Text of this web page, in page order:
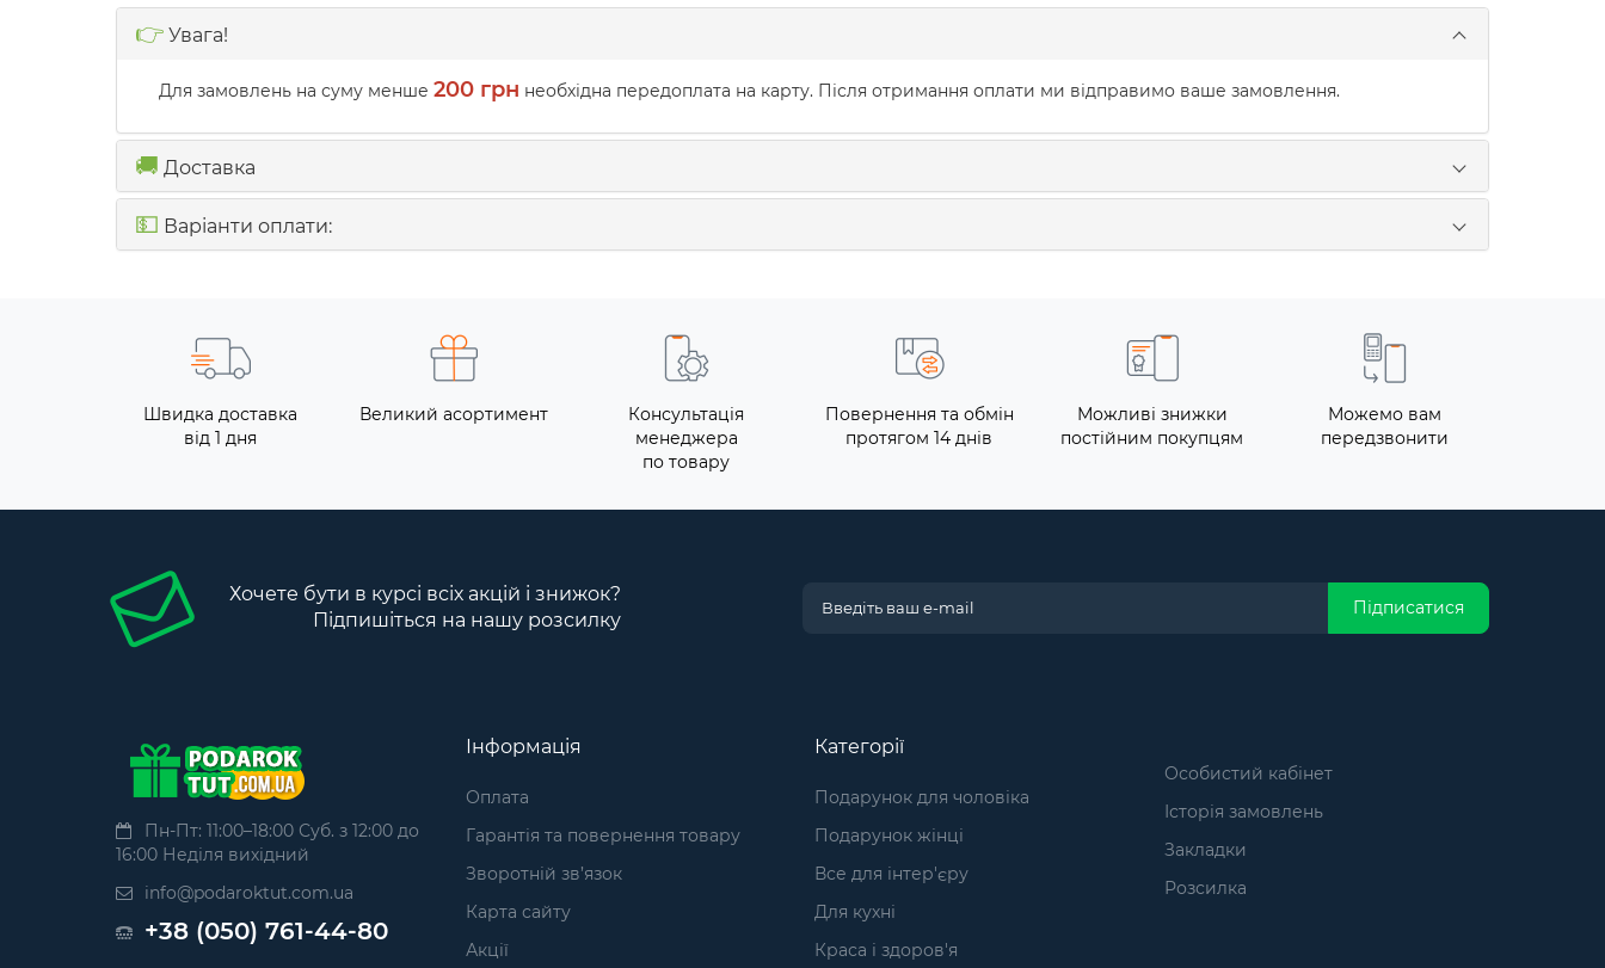
👉 Увага!
Для замовлень на суму менше 200 грн необхідна передоплата на карту. Після отримання оплати ми відправимо ваше замовлення.
🚚 Доставка
💵 Варіанти оплати:
Швидка доставка
від 1 дня
Великий асортимент
Консультація
менеджера
по товару
Повернення та обмін
протягом 14 днів
Можливі знижки
постійним покупцям
Можемо вам
передзвонити
Хочете бути в курсі всіх акцій і знижок?
Підпишіться на нашу розсилку
Підписатися
Пн-Пт: 11:00–18:00 Суб. з 12:00 до
16:00 Неділя вихідний
info@podaroktut.com.ua
+38 (050) 761-44-80
Інформація
Оплата
Гарантія та повернення товару
Зворотній зв’язок
Карта сайту
Акції
Категорії
Подарунок для чоловіка
Подарунок жінці
Все для інтер'єру
Для кухні
Краса і здоров'я
Особистий кабінет
Історія замовлень
Закладки
Розсилка